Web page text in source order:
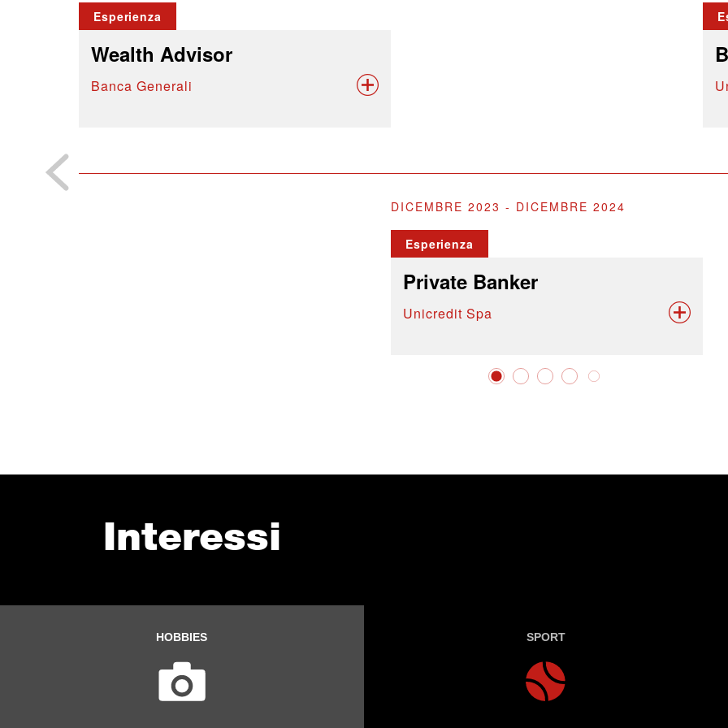
Esperienza
Wealth Advisor
Banca Generali
DICEMBRE 2023 - DICEMBRE 2024
Esperienza
Private Banker
Unicredit Spa
Interessi
HOBBIES SPORT